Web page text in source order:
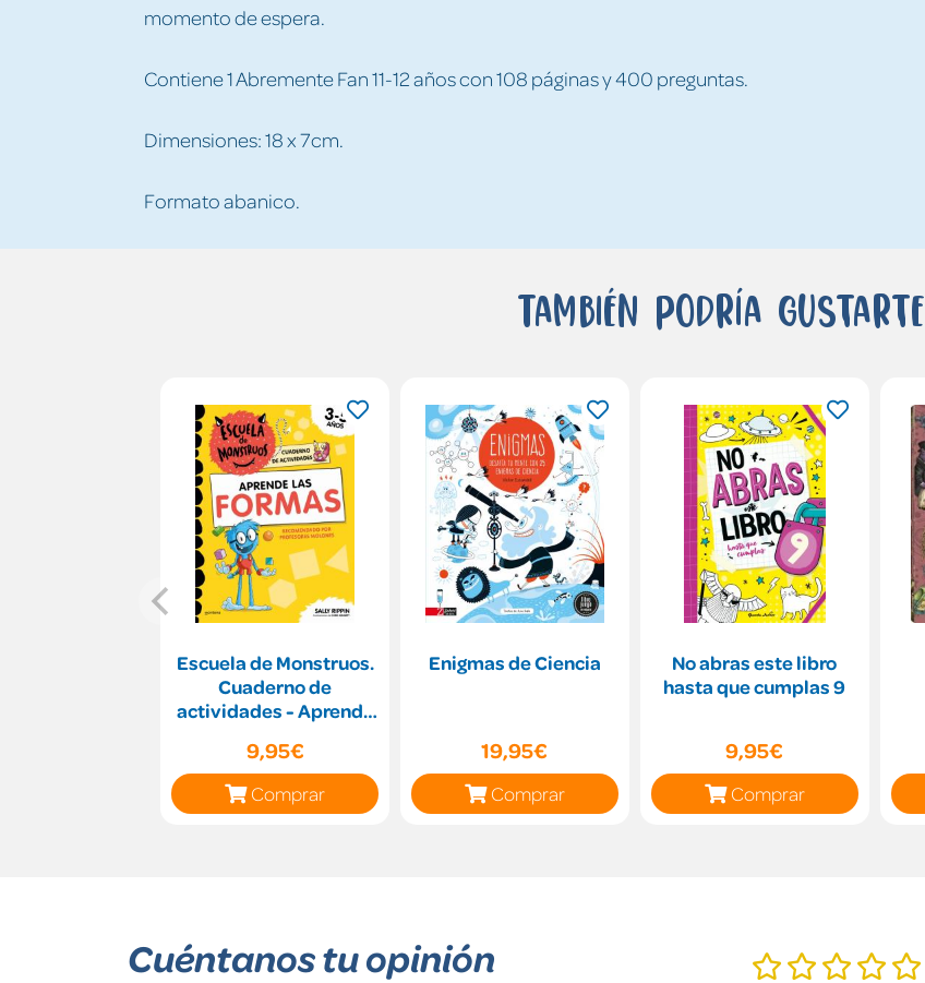
momento de espera.
Contiene 1 Abremente Fan 11-12 años con 108 páginas y 400 preguntas.
Dimensiones: 18 x 7cm.
Formato abanico.
También podría gustarte...
Escuela de Monstruos.
Cuaderno de
actividades - Aprende
9,95€
Comprar
Enigmas de Ciencia
19,95€
Comprar
No abras este libro
hasta que cumplas 9
9,95€
Comprar
Cuéntanos tu opinión